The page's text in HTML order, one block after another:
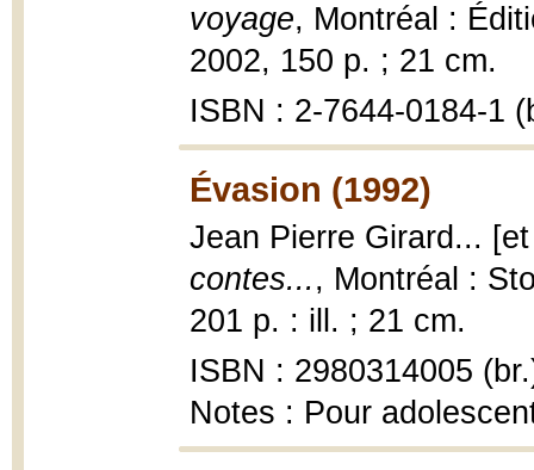
voyage, Montréal :
2002, 150 p. ; 21 cm.
ISBN : 2-7644-0184-1
Évasion (1992)
Jean Pierre Girard...
contes... , Montréal :
201 p. : ill. ; 21 cm.
ISBN : 2980314005
Notes : Pour